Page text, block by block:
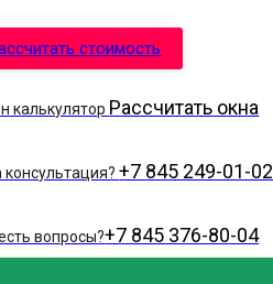
стоимость
калькулятор Рассчитать окна
консультация?+7 845 249-01-02
вопросы?+7 845 376-80-04